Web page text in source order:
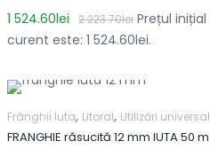
2 223.70lei Prețul
1 524.60lei
curent este: 1 524.60lei.
Frânghii Iuta, Litoral, Utilizări
FRANGHIE răsucită 12 mm IUTA 50 m